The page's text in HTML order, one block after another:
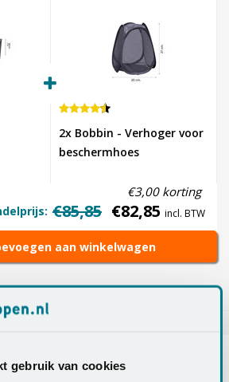
gebruik van cookies
2x Bobbin - Verhoger voor
beschermhoes
€3,00 korting
€85,85 €82,85 incl. BTW
aan winkelwagen